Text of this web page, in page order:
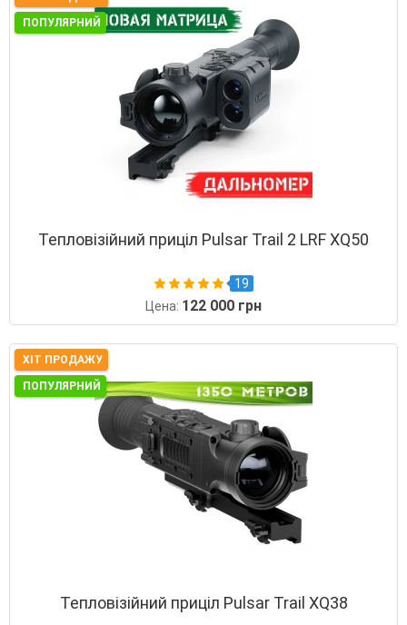
ПОПУЛЯРНИЙ
Тепловізійний приціл Pulsar Trail 2 LRF XQ50
19
Цена: 122 000 грн
ХІТ ПРОДАЖУ
ПОПУЛЯРНИЙ
Тепловізійний приціл Pulsar Trail XQ38